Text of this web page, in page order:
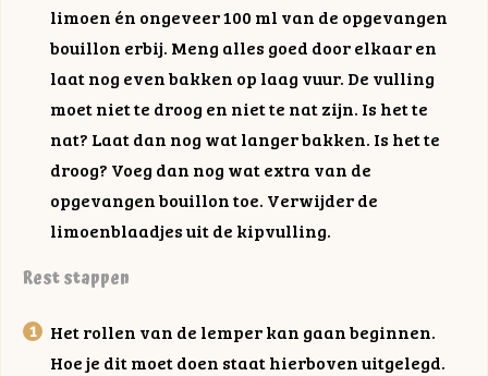
limoen én ongeveer 100 ml van de opgevangen
bouillon erbij. Meng alles goed door elkaar en
laat nog even bakken op laag vuur. De vulling
moet niet te droog en niet te nat zijn. Is het te
nat? Laat dan nog wat langer bakken. Is het te
droog? Voeg dan nog wat extra van de
opgevangen bouillon toe. Verwijder de
limoenblaadjes uit de kipvulling.
Rest stappen
Het rollen van de lemper kan gaan beginnen.
Hoe je dit moet doen staat hierboven uitgelegd.